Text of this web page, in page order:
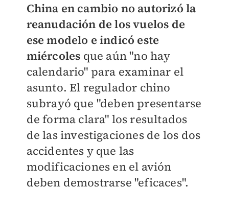
China en cambio no autorizó la
reanudación de los vuelos de
ese modelo e indicó este
miércoles que aún "no hay
calendario" para examinar el
asunto. El regulador chino
subrayó que "deben presentarse
de forma clara" los resultados
de las investigaciones de los dos
accidentes y que las
modificaciones en el avión
deben demostrarse "eficaces".